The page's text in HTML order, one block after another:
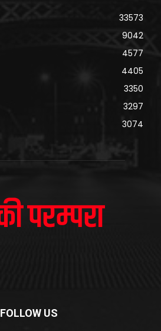
33573
9042
4577
4405
3350
3297
3074
FOLLOW US